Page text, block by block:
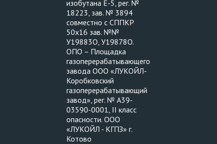
изобутана Е-5, рег. №
18223, зав. № 3894
совместно с СППКР
50х16 зав. №№
У19883О, У19878О.
ОПО – Площадка
газоперерабатывающего
завода ООО «ЛУКОЙЛ-
Коробковский
газоперерабатывающий
завод», рег. № А39-
03590-0001, II класс
опасности. ООО
«ЛУКОЙЛ - КГПЗ» г.
Котово